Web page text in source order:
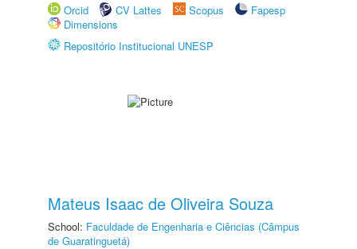
Orcid
CV Lattes Scopus
Fapesp
Dimensions
Repositório Institucional UNESP
Mateus Isaac de Oliveira Souza
School: Faculdade de Engenharia e Ciências (Câmpus
de Guaratinguetá)